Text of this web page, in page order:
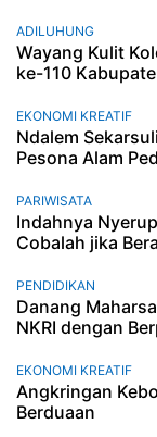
ADILUHUNG
Wayang Kulit
ke-110
EKONOMI KREATIF
Ndalem
Pesona Alam
PARIWISATA
Indahnya
Cobalah jika
PENDIDIKAN
Danang
NKRI dengan
EKONOMI KREATIF
Angkringan
Berduaan